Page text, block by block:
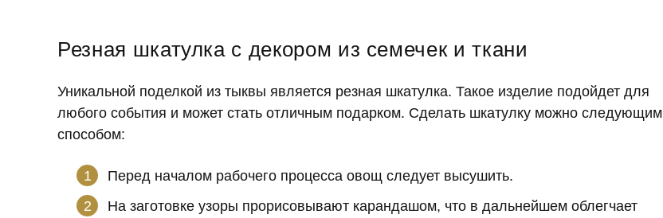
Резная шкатулка с декором из семечек и ткани
Уникальной поделкой из тыквы является резная шкатулка. Такое изделие подойдет для
любого события и может стать отличным подарком. Сделать шкатулку можно следующим
способом:
Перед началом рабочего процесса овощ следует высушить.
На заготовке узоры прорисовывают карандашом, что в дальнейшем облегчает